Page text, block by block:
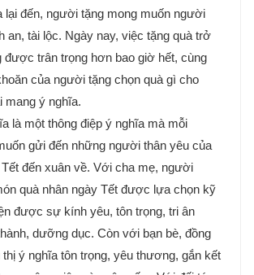
lại đến, người tặng mong muốn người
an, tài lộc. Ngày nay, việc tặng quà trở
được trân trọng hơn bao giờ hết, cùng
của người tặng chọn quà gì cho
mang ý nghĩa.
là một thông điệp ý nghĩa mà mỗi
gửi đến những người thân yêu của
đến xuân về. Với cha mẹ, người
quà nhân ngày Tết được lựa chọn kỹ
được sự kính yêu, tôn trọng, tri ân
dưỡng dục. Còn với bạn bè, đồng
thị ý nghĩa tôn trọng, yêu thương, gắn kết